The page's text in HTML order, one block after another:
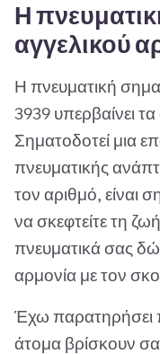
Η
αγγελικού
Η πνευματική
3939 υπερβαίνει
Σηματοδοτεί μια
πνευματικής
τον αριθμό, είναι
να σκεφτείτε τη
πνευματικά σας
αρμονία με τον
Έχω παρατηρήσει
άτομα βρίσκουν